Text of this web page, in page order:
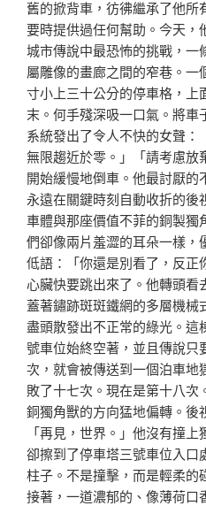
舊的掀背車，彷彿繼承了他所
要時提供過任何幫助。今天，
城市傳說中最恐怖的挑戰，一
屬雕像的畫廊之間的窄巷。一
寸小上三十公分的停車格，上
末。何手殘深吸一口氣。將
系統發出了令人不快的女聲：
無限趨近於零。」「請考慮放
開始緩慢地倒車。他最討厭
永遠在關鍵時刻自動收折的後
車體與那座價值不菲的銅製獨
們卻像兩片羞澀的耳朵一樣，
低語：「你還是別看了，反正
心臟快要跳出來了。他轉頭看
蓋著鏽跡斑斑鐵網的多層機械
盡頭散發出不正常的綠光。這
號車位始終空著，並且傳說只
次，就會被傳送到一個泊車地
敗了十七次。現在是第十八
銅獨角獸的方向猛地偏轉。後
「再見，世界。」他沒有撞
卻擦到了停車塔三號車位入口
柱子。不是撞擊，而是輕柔的
接著，一道濃郁的、像薄荷口